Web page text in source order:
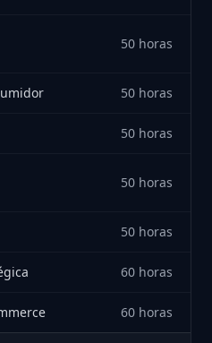
50 horas
50 horas
50 horas
50 horas
50 horas
60 horas
60 horas